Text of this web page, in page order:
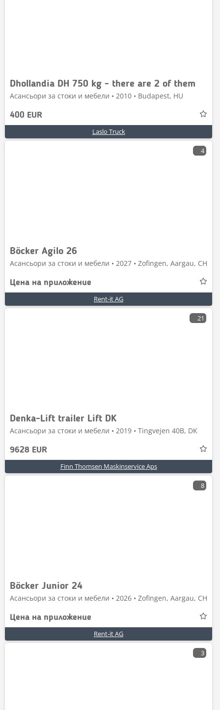
Dhollandia DH 750 kg - there are 2 of them
Асансьори за стоки и мебели • 2010 • Budapest, HU
400 EUR
Laslo Truck
4
Böcker Agilo 26
Асансьори за стоки и мебели • 2027 • Zofingen, Aargau, CH
Цена на приложение
Rent-it AG
21
Denka-Lift trailer Lift DK
Асансьори за стоки и мебели • 2019 • Tingvejen 40B, DK
9628 EUR
Finn Thomsen Maskinservice Aps
8
Böcker Junior 24
Асансьори за стоки и мебели • 2026 • Zofingen, Aargau, CH
Цена на приложение
Rent-it AG
3